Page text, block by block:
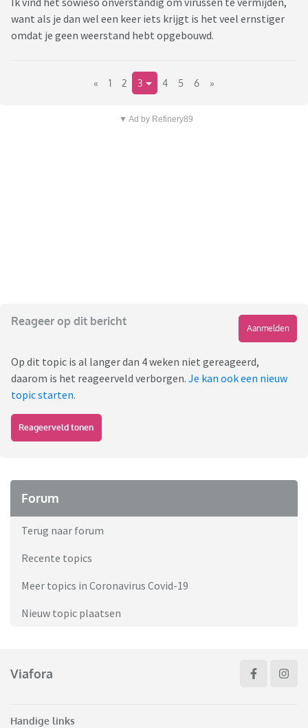
want als je dan wel een keer iets krijgt is het veel ernstiger
omdat je geen weerstand hebt opgebouwd.
« 1 2 3 4 5 6 »
▼ Ad by Refinery89
Reageer op dit bericht
Aanmelden
Op dit topic is al langer dan 4 weken niet gereageerd,
daarom is het reageerveld verborgen. Je kan ook een nieuw
topic starten.
Reageerveld tonen
Forum
Terug naar forum
Recente topics
Meer topics in Coronavirus Covid-19
Nieuw topic plaatsen
Viafora
Handige links